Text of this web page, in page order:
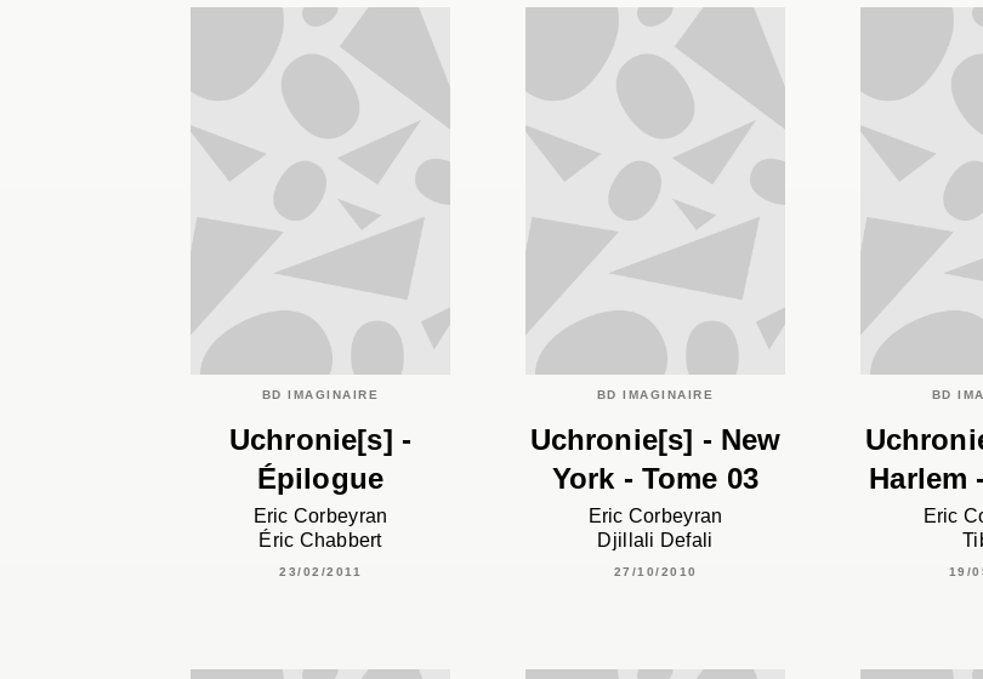
BD IMAGINAIRE
Uchronie[s] -
Épilogue
Eric Corbeyran
Éric Chabbert
23/02/2011
BD IMAGINAIRE
Uchronie[s] - New
York - Tome 03
Eric Corbeyran
Djillali Defali
27/10/2010
BD
Harlem
Eric
19/